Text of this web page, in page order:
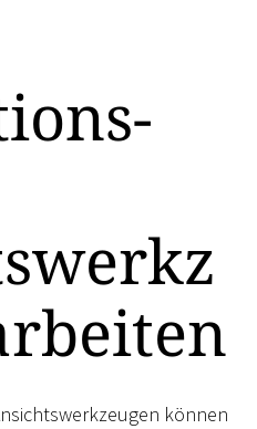
können